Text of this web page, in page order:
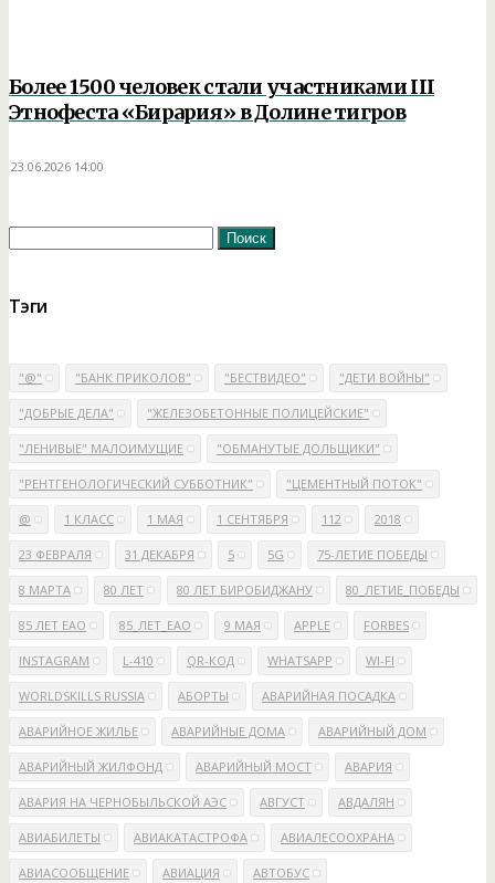
23.06.2026
Более 1500 человек стали участниками III
Этнофеста «Бирария» в Долине тигров
23.06.2026 14:00
Тэги
"@" "БАНК ПРИКОЛОВ" "БЕСТВИДЕО" "ДЕТИ ВОЙНЫ"
"ДОБРЫЕ ДЕЛА" "ЖЕЛЕЗОБЕТОННЫЕ ПОЛИЦЕЙСКИЕ"
"ЛЕНИВЫЕ" МАЛОИМУЩИЕ "ОБМАНУТЫЕ ДОЛЬЩИКИ"
"РЕНТГЕНОЛОГИЧЕСКИЙ СУББОТНИК" "ЦЕМЕНТНЫЙ ПОТОК"
@ 1 КЛАСС 1 МАЯ 1 СЕНТЯБРЯ 112 2018
23 ФЕВРАЛЯ 31 ДЕКАБРЯ 5 5G 75-ЛЕТИЕ ПОБЕДЫ
8 МАРТА 80 ЛЕТ 80 ЛЕТ БИРОБИДЖАНУ 80_ЛЕТИЕ_ПОБЕДЫ
85 ЛЕТ ЕАО 85_ЛЕТ_ЕАО 9 МАЯ APPLE FORBES
INSTAGRAM L-410 QR-КОД WHATSAPP WI-FI
WORLDSKILLS RUSSIA АБОРТЫ АВАРИЙНАЯ ПОСАДКА
АВАРИЙНОЕ ЖИЛЬЕ АВАРИЙНЫЕ ДОМА АВАРИЙНЫЙ ДОМ
АВАРИЙНЫЙ ЖИЛФОНД АВАРИЙНЫЙ МОСТ АВАРИЯ
АВАРИЯ НА ЧЕРНОБЫЛЬСКОЙ АЭС АВГУСТ АВДАЛЯН
АВИАБИЛЕТЫ АВИАКАТАСТРОФА АВИАЛЕСООХРАНА
АВИАСООБЩЕНИЕ АВИАЦИЯ АВТОБУС